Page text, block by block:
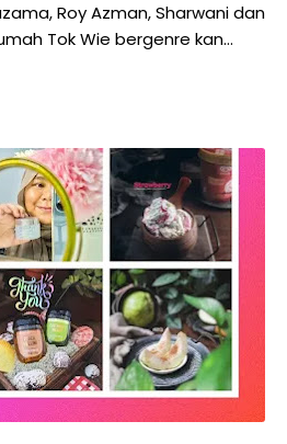
Roy Azman, Sharwani dan
Tok Wie bergenre kan…